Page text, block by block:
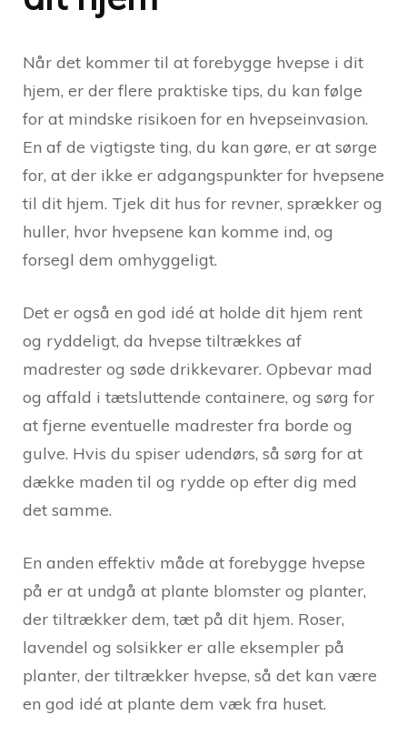
Når det kommer til at forebygge hvepse i dit
hjem, er der flere praktiske tips, du kan følge
for at mindske risikoen for en hvepseinvasion.
En af de vigtigste ting, du kan gøre, er at sørge
for, at der ikke er adgangspunkter for hvepsene
til dit hjem. Tjek dit hus for revner, sprækker og
huller, hvor hvepsene kan komme ind, og
forsegl dem omhyggeligt.
Det er også en god idé at holde dit hjem rent
og ryddeligt, da hvepse tiltrækkes af
madrester og søde drikkevarer. Opbevar mad
og affald i tætsluttende containere, og sørg for
at fjerne eventuelle madrester fra borde og
gulve. Hvis du spiser udendørs, så sørg for at
dække maden til og rydde op efter dig med
det samme.
En anden effektiv måde at forebygge hvepse
på er at undgå at plante blomster og planter,
der tiltrækker dem, tæt på dit hjem. Roser,
lavendel og solsikker er alle eksempler på
planter, der tiltrækker hvepse, så det kan være
en god idé at plante dem væk fra huset.